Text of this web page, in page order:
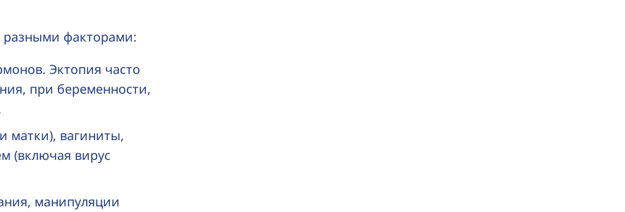
разными факторами:
Эктопия часто
при беременности,
матки), вагиниты,
(включая вирус
манипуляции